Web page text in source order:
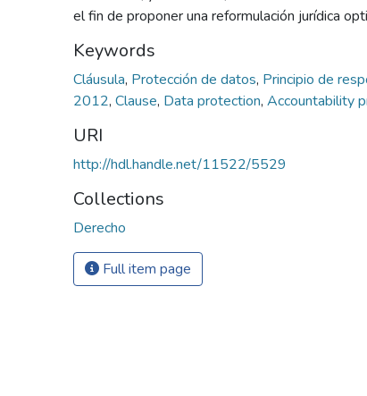
el fin de proponer una reformulación jurídica
Keywords
Cláusula, Protección de datos, Principio de
2012, Clause, Data protection, Accountability
URI
http://hdl.handle.net/11522/5529
Collections
Derecho
Full item page